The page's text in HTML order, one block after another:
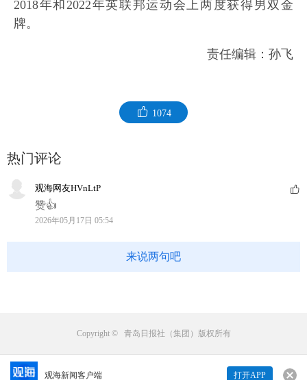
观海新闻客户端 打开APP
2018年和2022年英联邦运动会上两度获得男双金
牌。
责任编辑：孙飞
1074
热门评论
观海网友HVnLtP
赞👍
2026年05月17日 05:54
来说两句吧
Copyright © 青岛日报社（集团）版权所有